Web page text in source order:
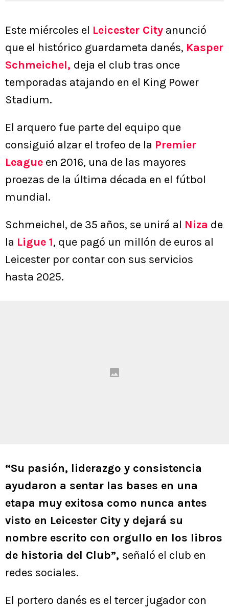
Este miércoles el Leicester City anunció
que el histórico guardameta danés, Kasper
Schmeichel, deja el club tras once
temporadas atajando en el King Power
Stadium.
El arquero fue parte del equipo que
consiguió alzar el trofeo de la Premier
League en 2016, una de las mayores
proezas de la última década en el fútbol
mundial.
Schmeichel, de 35 años, se unirá al Niza de
la Ligue 1, que pagó un millón de euros al
Leicester por contar con sus servicios
hasta 2025.
“Su pasión, liderazgo y consistencia
ayudaron a sentar las bases en una
etapa muy exitosa como nunca antes
visto en Leicester City y dejará su
nombre escrito con orgullo en los libros
de historia del Club”, señaló el club en
redes sociales.
El portero danés es el tercer jugador con